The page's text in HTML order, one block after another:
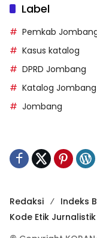
Label
Pemkab
Kasus katalog
DPRD Jombang
Katalog Jombang
Jombang
Redaksi Indeks
Kode Etik Jurnalistik